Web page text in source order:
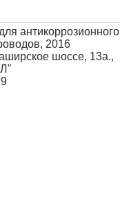
антикоррозионного
2016
шоссе, 13а.,